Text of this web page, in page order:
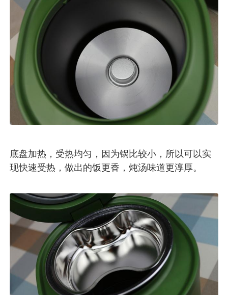
底盘加热，受热均匀，因为锅比较小，所以可以实
现快速受热，做出的饭更香，炖汤味道更淳厚。